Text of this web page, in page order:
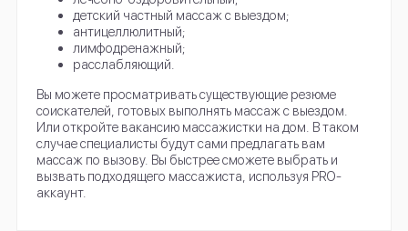
детский частный массаж с выездом;
антицеллюлитный;
лимфодренажный;
расслабляющий.
Вы можете просматривать существующие резюме
соискателей, готовых выполнять массаж с выездом.
Или откройте вакансию массажистки на дом. В таком
случае специалисты будут сами предлагать вам
массаж по вызову. Вы быстрее сможете выбрать и
вызвать подходящего массажиста, используя PRO-
аккаунт.